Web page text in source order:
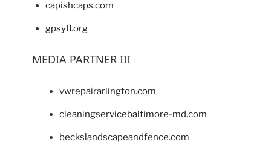
capishcaps.com
gpsyfl.org
MEDIA PARTNER III
vwrepairarlington.com
cleaningservicebaltimore-md.com
beckslandscapeandfence.com